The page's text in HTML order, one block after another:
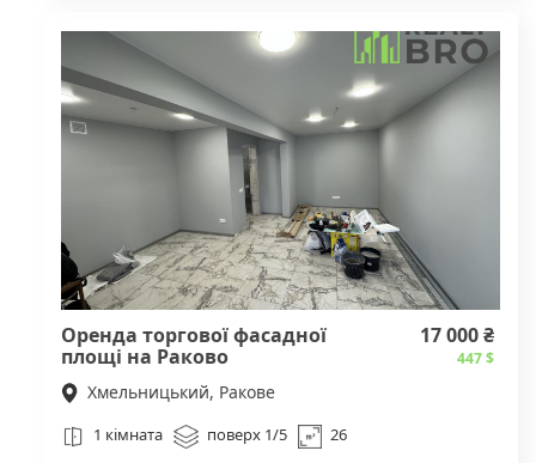
Оренда торгової фасадної
площі на Раково
17 000 ₴
447 $
Хмельницький, Ракове
1 кімната поверх 1/5 26